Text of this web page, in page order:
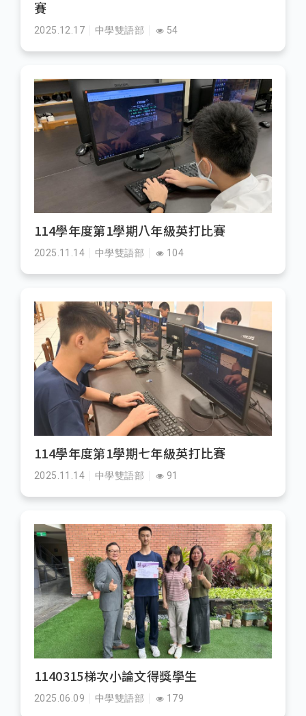
賽
2025.12.17 中學雙語部 54
114學年度第1學期八年級英打比賽
2025.11.14 中學雙語部 104
114學年度第1學期七年級英打比賽
2025.11.14 中學雙語部 91
1140315梯次小論文得獎學生
2025.06.09 中學雙語部 179